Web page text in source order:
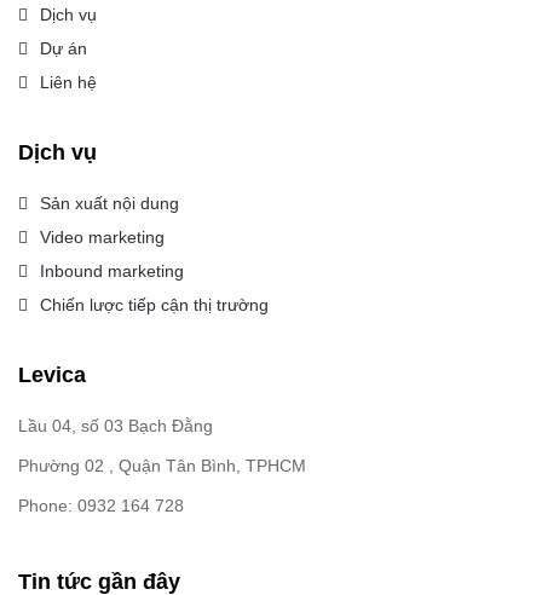
Dịch vụ
Dự án
Liên hệ
Dịch vụ
Sản xuất nội dung
Video marketing
Inbound marketing
Chiến lược tiếp cận thị trường
Levica
Lầu 04, số 03 Bạch Đằng
Phường 02 , Quận Tân Bình, TPHCM
Phone: 0932 164 728
Tin tức gần đây